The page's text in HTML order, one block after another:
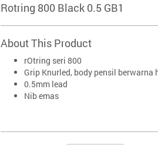
Rotring 800 Black 0.5 GB1
About This Product
rOtring seri 800
Grip Knurled, body pensil berwarna
0.5mm lead
Nib emas